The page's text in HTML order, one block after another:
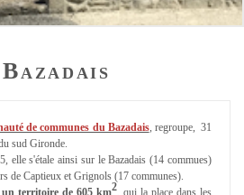
de communes du Bazadais, regroupe, 31
sud Gironde.
elle s'étale ainsi sur le Bazadais (14 commues)
de Captieux et Grignols (17 communes).
un territoire de 605 km2, qui la place dans les